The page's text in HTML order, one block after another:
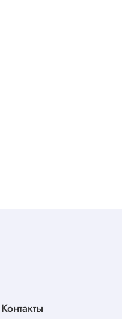
Контакты